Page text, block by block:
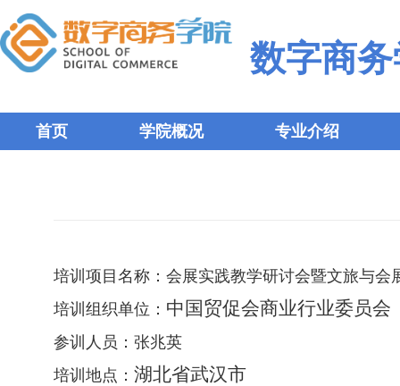
数字商
首页 学院概况 专业介绍
培训项目名称： 会展实践教学研讨会暨文旅与会
培训组织单位： 中国贸促会商业行业委员会
参训人员：张兆英
培训地点： 湖北省武汉市